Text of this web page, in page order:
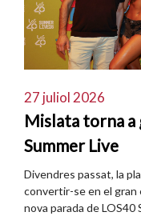
27 juliol 2026
Mislata torna a
Summer Live
Divendres passat, la
convertir-se en el gran
nova parada de LOS40